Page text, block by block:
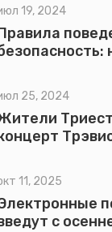
19, 2024
25, 2024
11, 2025
с